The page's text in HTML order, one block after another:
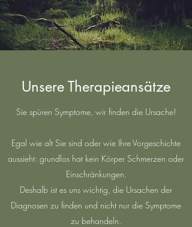
Unsere Therapieansätze
Sie spüren Symptome, wir finden die Ursache!
Egal wie alt Sie sind oder wie Ihre Vorgeschichte
aussieht: grundlos hat kein Körper Schmerzen oder
Einschränkungen.
Deshalb ist es uns wichtig, die Ursachen der
Diagnosen zu finden und nicht nur die Symptome
zu behandeln.